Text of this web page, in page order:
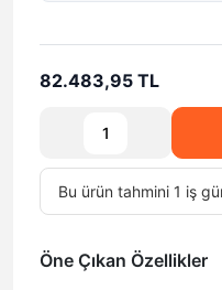
82.483,95 TL
Bu ürün tahmini 1 iş
Öne Çıkan Özellikler